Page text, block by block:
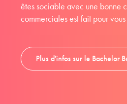
êtes sociable avec une bonne
commerciales est fait pour
Plus d'infos sur le Bachelor